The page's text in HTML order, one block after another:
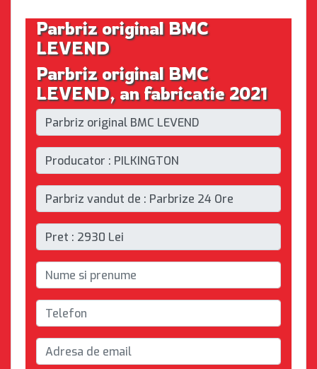
Parbriz original BMC
LEVEND
Parbriz original BMC
LEVEND, an fabricatie 2021